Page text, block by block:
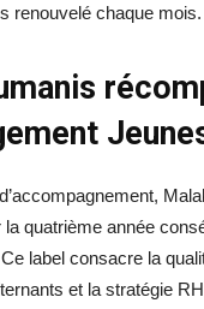
renouvelé chaque mois.
quatrième année
label consacre la
et la stratégie